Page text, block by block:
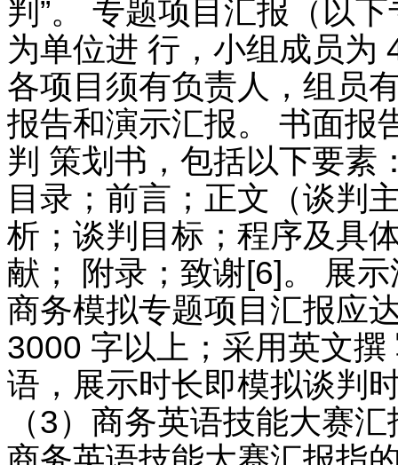
判”。 专题项目汇报（以
为单位进 行，小组成员为
各项目须有负责人，组员
报告和演示汇报。 书面报
判 策划书，包括以下要素
目录；前言；正文（谈判
析；谈判目标；程序及具
献； 附录；致谢[6]。 展
商务模拟专题项目汇报应
3000 字以上；采用英文
语，展示时长即模拟谈判
（3）商务英语技能大赛汇